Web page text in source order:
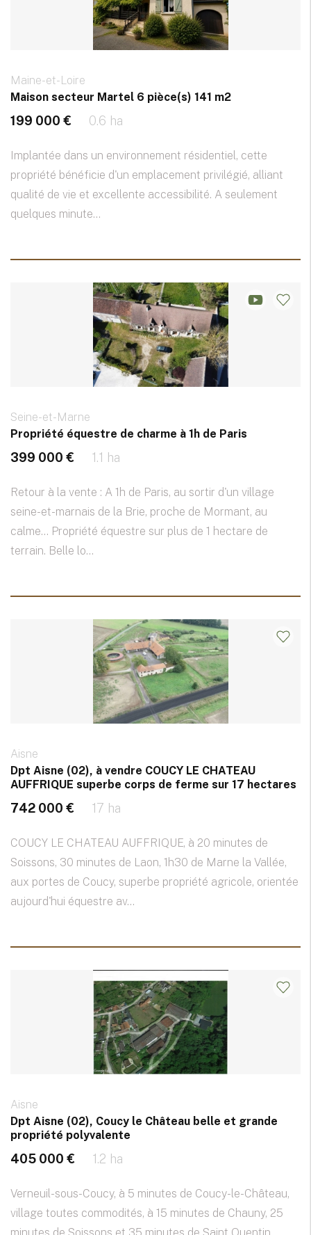
Maine-et-Loire
Maison secteur Martel 6 pièce(s) 141 m2
199 000 € 0.6 ha
Implantée dans un environnement résidentiel, cette
propriété bénéficie d'un emplacement privilégié, alliant
qualité de vie et excellente accessibilité. A seulement
quelques minute...
Seine-et-Marne
Propriété équestre de charme à 1h de Paris
399 000 € 1.1 ha
Retour à la vente : A 1h de Paris, au sortir d'un village
seine-et-marnais de la Brie, proche de Mormant, au
calme... Propriété équestre sur plus de 1 hectare de
terrain. Belle lo...
Aisne
Dpt Aisne (02), à vendre COUCY LE CHATEAU
AUFFRIQUE superbe corps de ferme sur 17 hectares
742 000 € 17 ha
COUCY LE CHATEAU AUFFRIQUE, à 20 minutes de
Soissons, 30 minutes de Laon, 1h30 de Marne la Vallée,
aux portes de Coucy, superbe propriété agricole, orientée
aujourd'hui équestre av...
Aisne
Dpt Aisne (02), Coucy le Château belle et grande
propriété polyvalente
405 000 € 1.2 ha
Verneuil-sous-Coucy, à 5 minutes de Coucy-le-Château,
village toutes commodités, à 15 minutes de Chauny, 25